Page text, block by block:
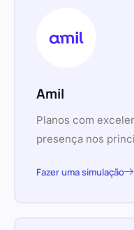
Amil
Planos com
presença nos
Fazer uma simulação